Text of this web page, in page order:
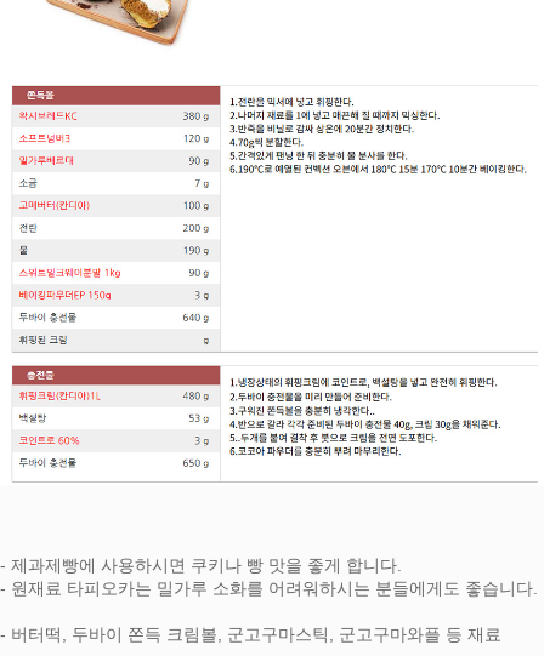
- 제과제빵에 사용하시면 쿠키나 빵 맛을 좋게 합니다.
- 원재료 타피오카는 밀가루 소화를 어려워하시는 분들에게도 좋습니다.
- 버터떡, 두바이 쫀득 크림볼, 군고구마스틱, 군고구마와플 등 재료